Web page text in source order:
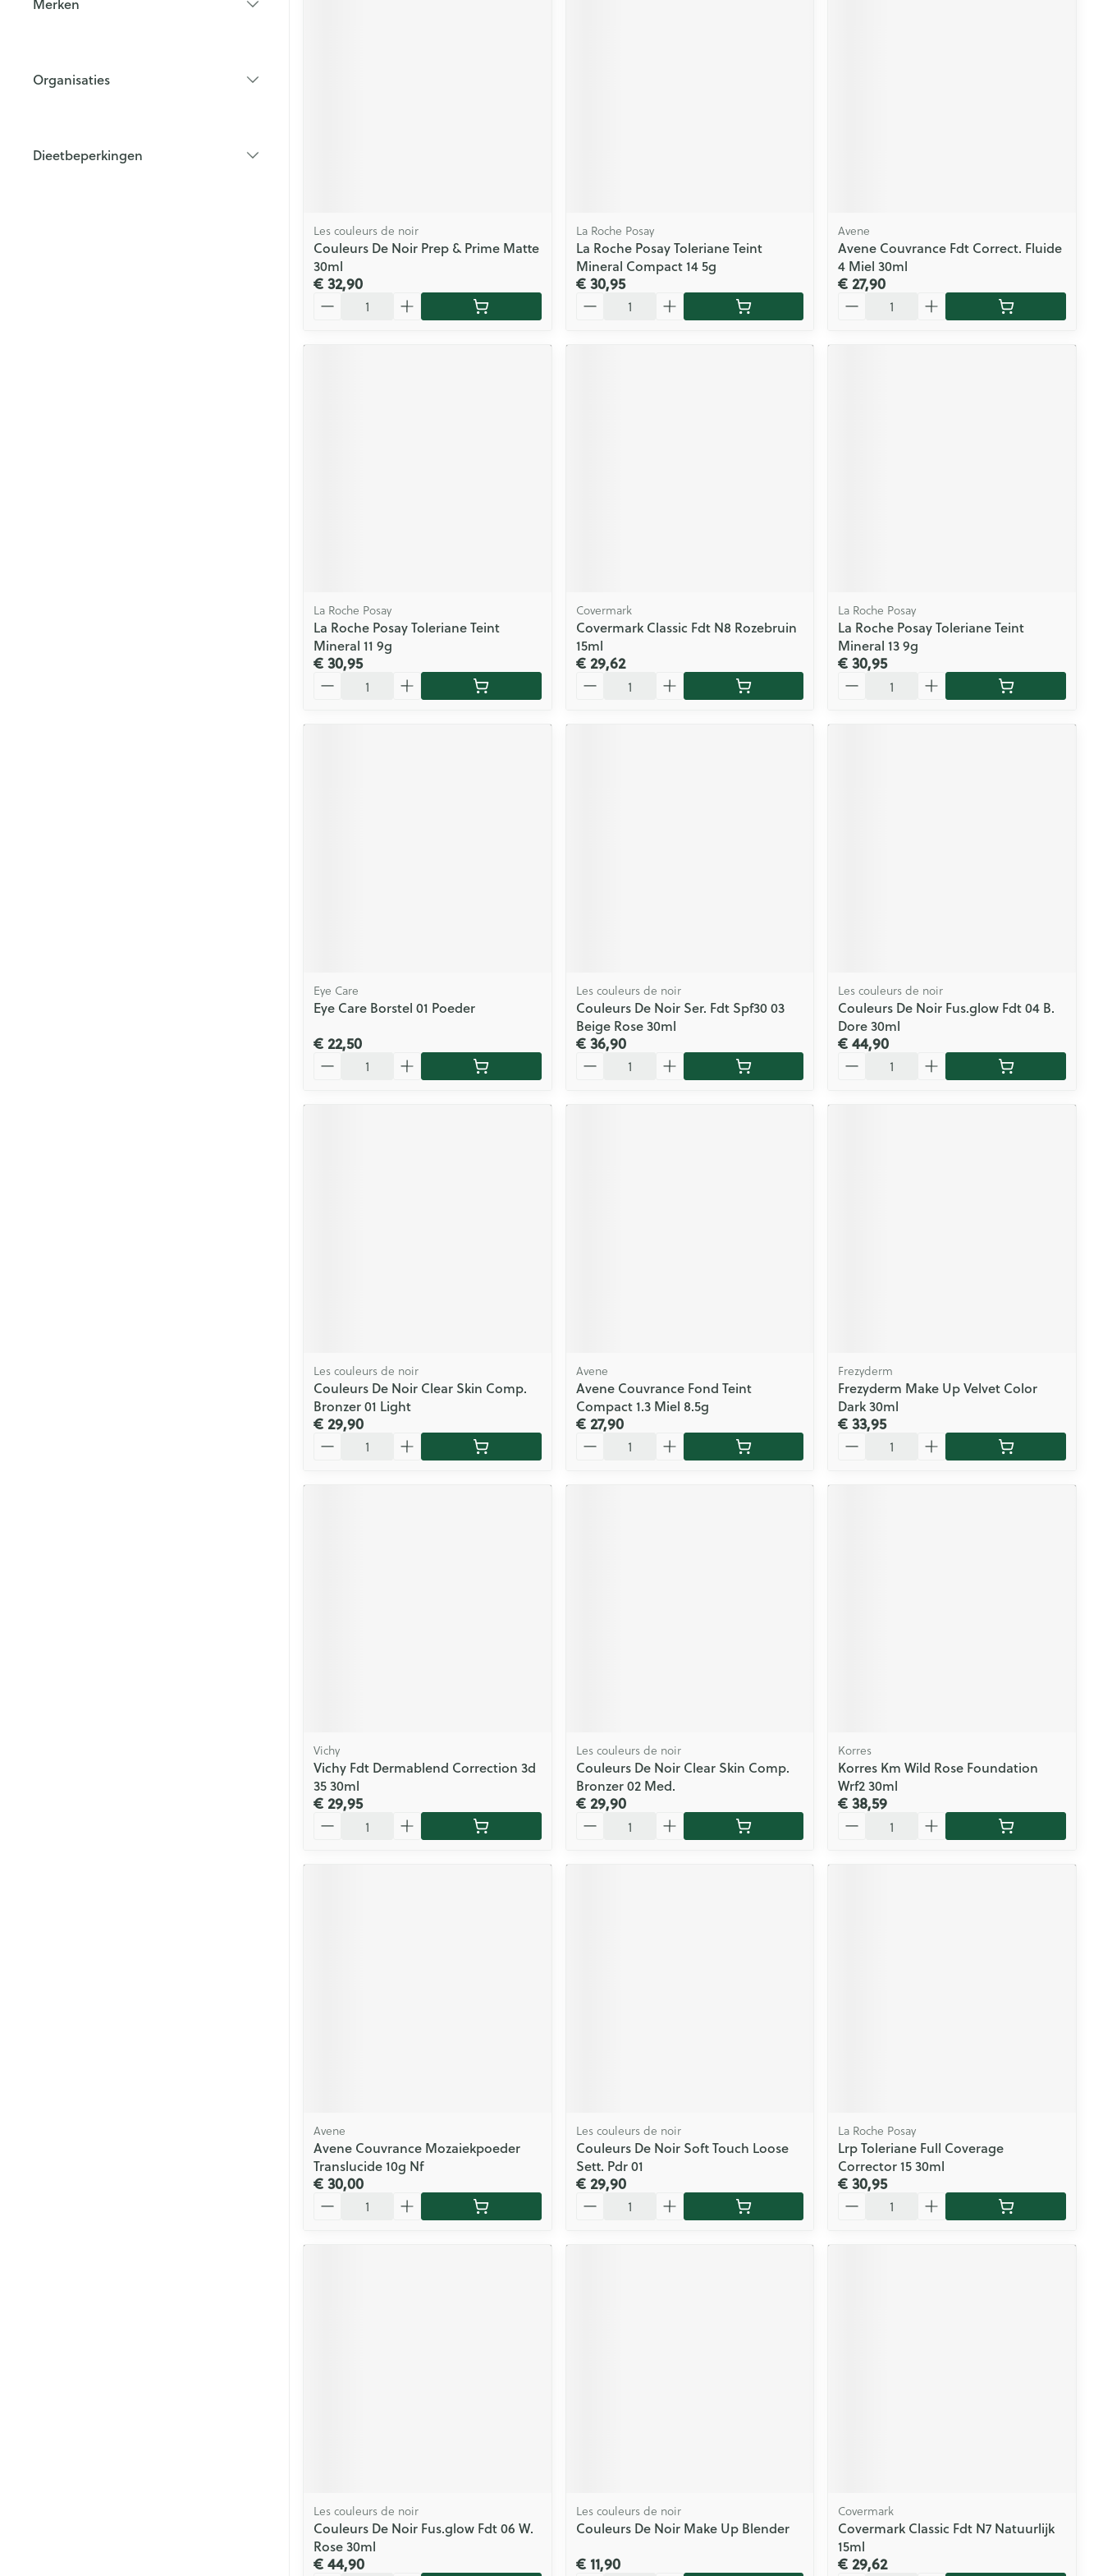
Organisaties
Dieetbeperkingen
Les couleurs de noir
Couleurs De Noir Prep & Prime Matte
30ml
€ 32,90
La Roche Posay
La Roche Posay Toleriane Teint
Mineral Compact 14 5g
€ 30,95
Avene
Avene Couvrance Fdt Correct. Fluide
4 Miel 30ml
€ 27,90
La Roche Posay
La Roche Posay Toleriane Teint
Mineral 11 9g
€ 30,95
Covermark
Covermark Classic Fdt N8 Rozebruin
15ml
€ 29,62
La Roche Posay
La Roche Posay Toleriane Teint
Mineral 13 9g
€ 30,95
Eye Care
Eye Care Borstel 01 Poeder
€ 22,50
Les couleurs de noir
Couleurs De Noir Ser. Fdt Spf30 03
Beige Rose 30ml
€ 36,90
Les couleurs de noir
Couleurs De Noir Fus.glow Fdt 04 B.
Dore 30ml
€ 44,90
Les couleurs de noir
Couleurs De Noir Clear Skin Comp.
Bronzer 01 Light
€ 29,90
Avene
Avene Couvrance Fond Teint
Compact 1.3 Miel 8.5g
€ 27,90
Frezyderm
Frezyderm Make Up Velvet Color
Dark 30ml
€ 33,95
Vichy
Vichy Fdt Dermablend Correction 3d
35 30ml
€ 29,95
Les couleurs de noir
Couleurs De Noir Clear Skin Comp.
Bronzer 02 Med.
€ 29,90
Korres
Korres Km Wild Rose Foundation
Wrf2 30ml
€ 38,59
Avene
Avene Couvrance Mozaiekpoeder
Translucide 10g Nf
€ 30,00
Les couleurs de noir
Couleurs De Noir Soft Touch Loose
Sett. Pdr 01
€ 29,90
La Roche Posay
Lrp Toleriane Full Coverage
Corrector 15 30ml
€ 30,95
Les couleurs de noir
Couleurs De Noir Fus.glow Fdt 06 W.
Rose 30ml
€ 44,90
Les couleurs de noir
Couleurs De Noir Make Up Blender
€ 11,90
Covermark
Covermark Classic Fdt N7 Natuurlijk
15ml
€ 29,62